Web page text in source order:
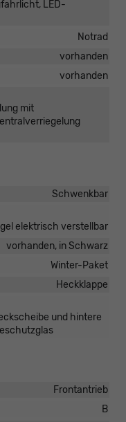
LED-
Notrad
vorhanden
vorhanden
mit
Schwenkbar
elektrisch verstellbar
vorhanden, in Schwarz
Winter-Paket
Heckklappe
und hintere
Frontantrieb
B